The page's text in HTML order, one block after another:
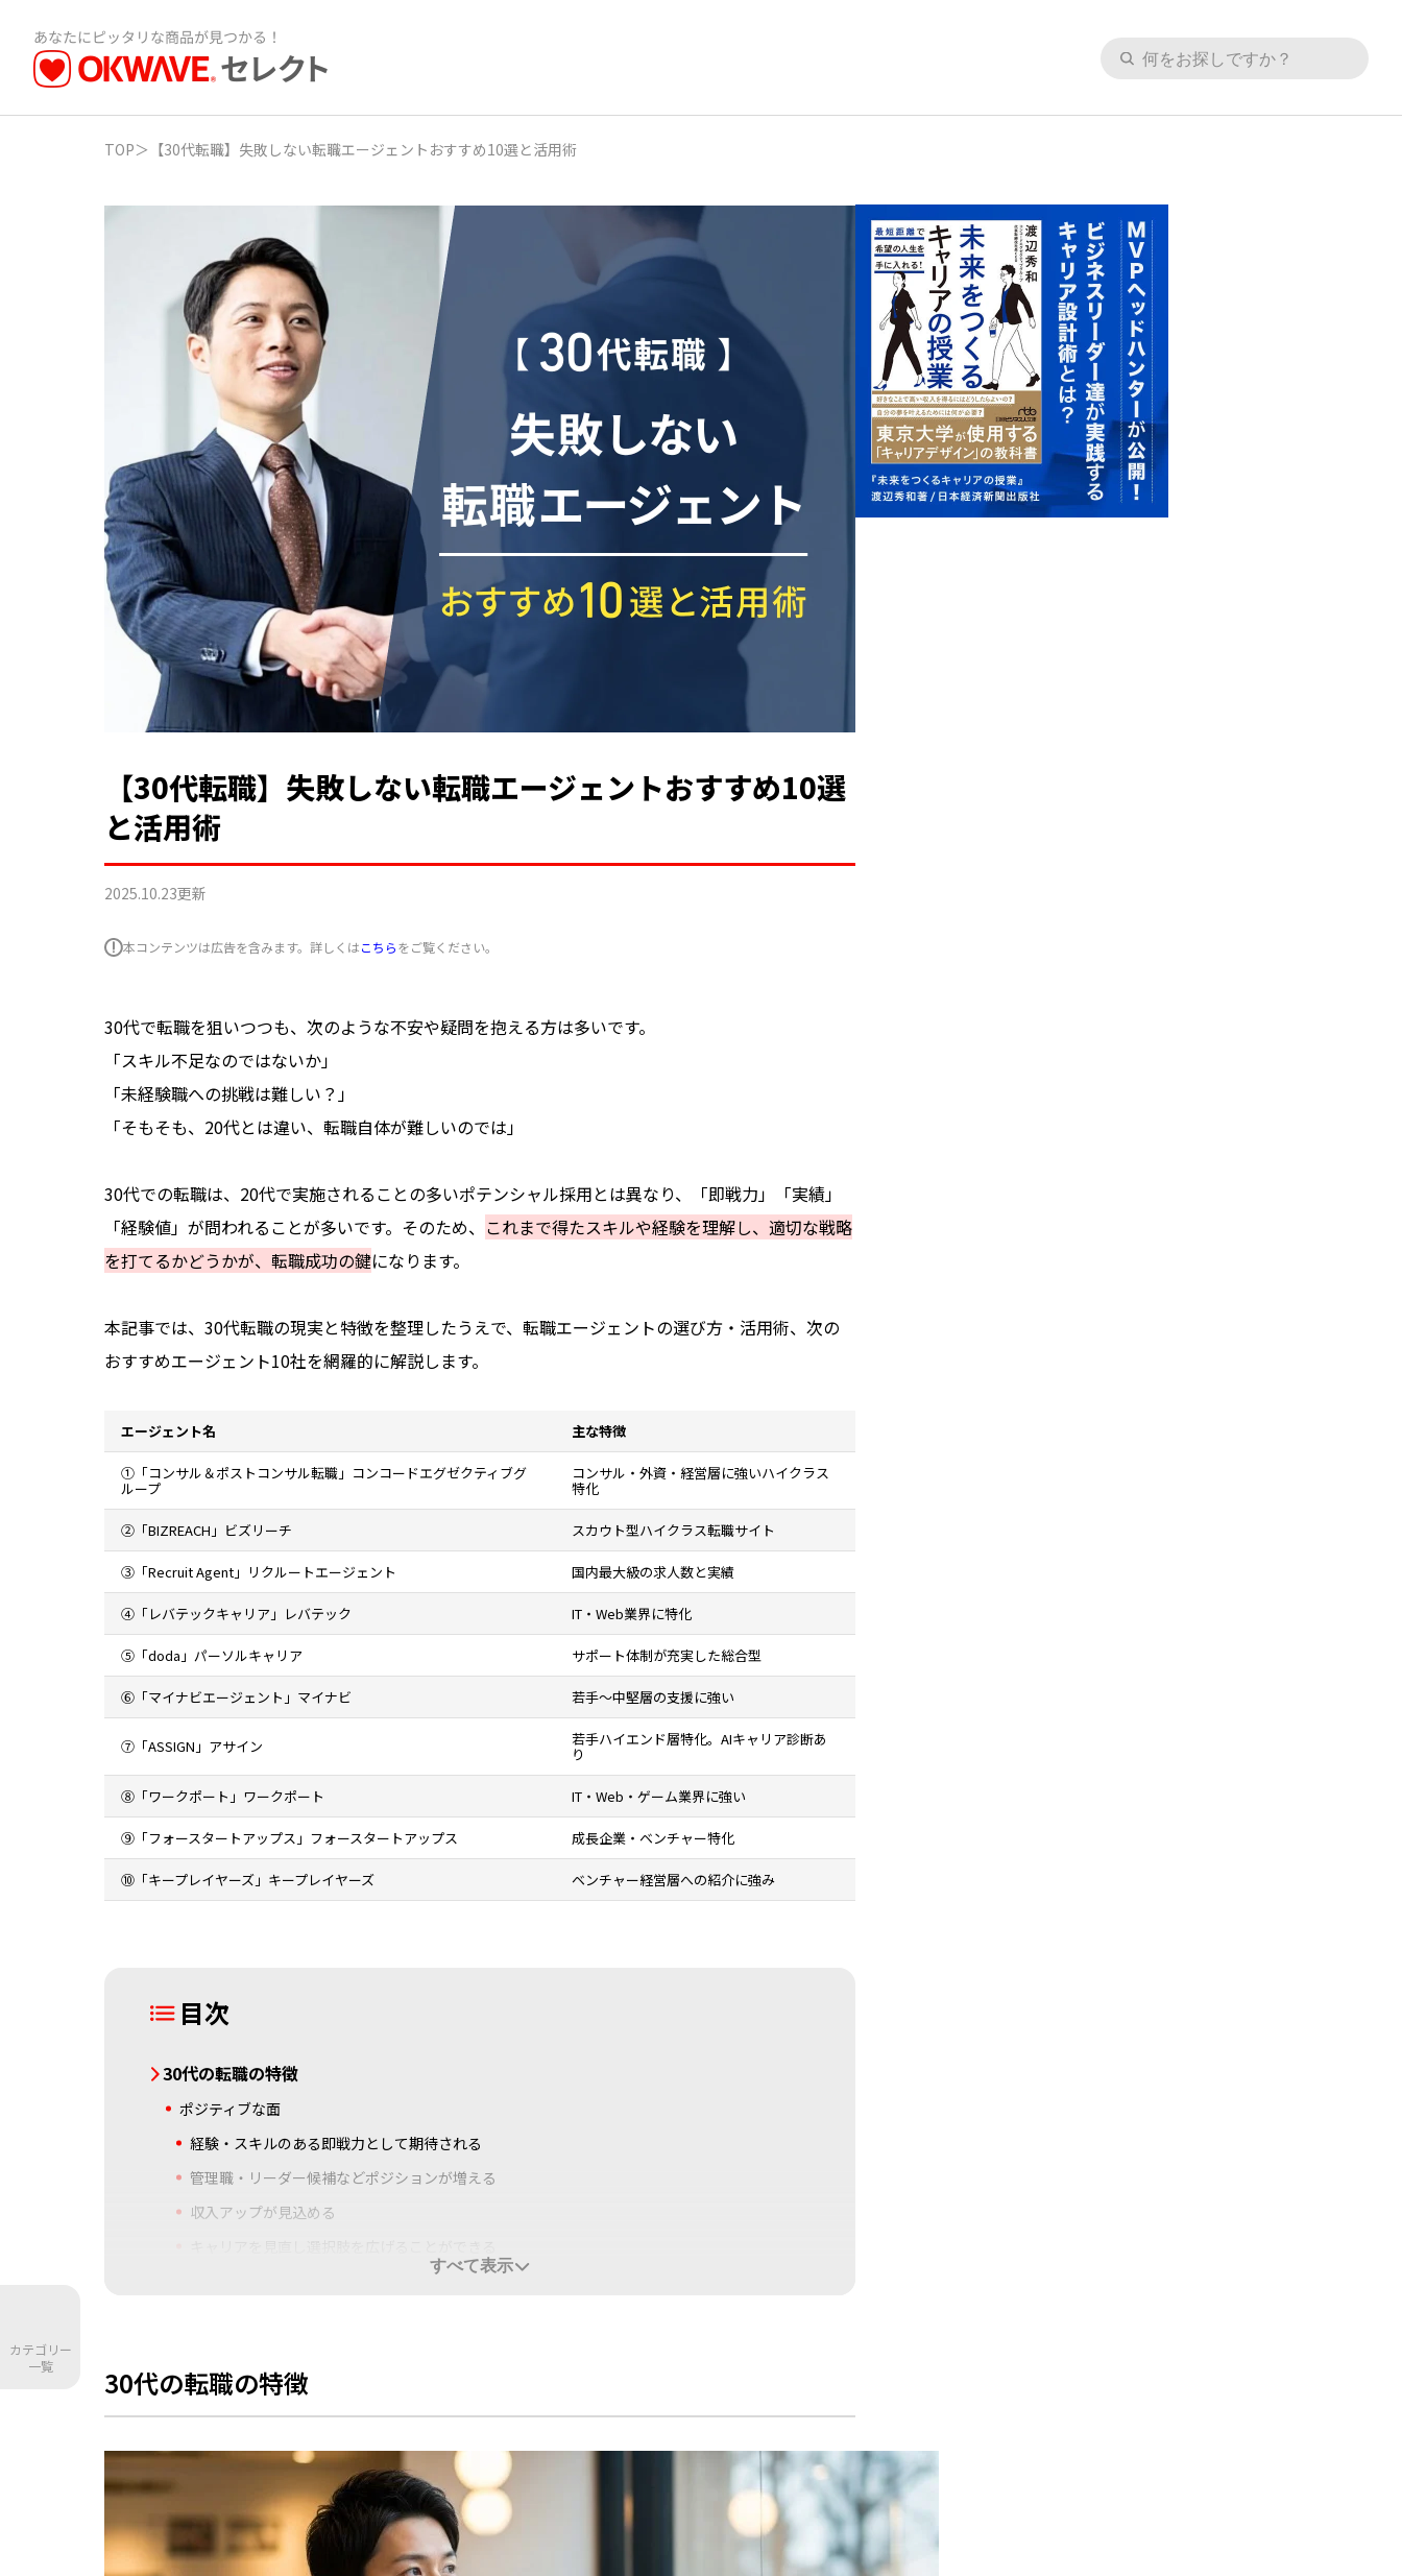
TOP＞ 【30代転職】失敗しない転職エージェントおすすめ10選と活用術
カテゴリー
一覧
【30代転職】失敗しない転職エージェントおすすめ10選
と活用術
2025.10.23更新
本コンテンツは広告を含みます。詳しくはこちらをご覧ください。
30代で転職を狙いつつも、次のような不安や疑問を抱える方は多いです。
「スキル不足なのではないか」
「未経験職への挑戦は難しい？」
「そもそも、20代とは違い、転職自体が難しいのでは」
30代での転職は、20代で実施されることの多いポテンシャル採用とは異なり、「即戦力」「実績」
「経験値」が問われることが多いです。そのため、 これまで得たスキルや経験を理解し、適切な戦略
を打てるかどうかが、転職成功の鍵になります。
本記事では、30代転職の現実と特徴を整理したうえで、転職エージェントの選び方・活用術、次の
おすすめエージェント10社を網羅的に解説します。
エージェント名 主な特徴
①「コンサル＆ポストコンサル転職」コンコードエグゼクティブグ
ループ
コンサル・外資・経営層に強いハイクラス
特化
②「BIZREACH」ビズリーチ スカウト型ハイクラス転職サイト
③「Recruit Agent」リクルートエージェント 国内最大級の求人数と実績
④「レバテックキャリア」レバテック IT・Web業界に特化
⑤「doda」パーソルキャリア サポート体制が充実した総合型
⑥「マイナビエージェント」マイナビ 若手〜中堅層の支援に強い
⑦「ASSIGN」アサイン 若手ハイエンド層特化。AIキャリア診断あ
り
⑧「ワークポート」ワークポート IT・Web・ゲーム業界に強い
⑨「フォースタートアップス」フォースタートアップス 成長企業・ベンチャー特化
⑩「キープレイヤーズ」キープレイヤーズ ベンチャー経営層への紹介に強み
目次
30代の転職の特徴
ポジティブな面
経験・スキルのある即戦力として期待される
管理職・リーダー候補などポジションが増える
収入アップが見込める
ライフスタイルとの両立が課題になる場合もある
30代の転職でエージェントを活用するメリット
メリット①無料で転職をサポートしてもらえる
メリット②企業との調整を担ってくれる
すべて表示
30代の転職の特徴